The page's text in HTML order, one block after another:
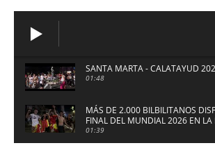
SANTA MARTA - CALATAYUD
01:48
MÁS DE 2.000 BILBILITANOS
FINAL DEL MUNDIAL 2026 EN LA
FUERTE DE CALATAYUD
01:39